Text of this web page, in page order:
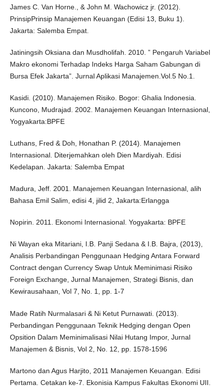
James C. Van Horne., & John M. Wachowicz jr. (2012).
PrinsipPrinsip Manajemen Keuangan (Edisi 13, Buku 1).
Jakarta: Salemba Empat.
Jatiningsih Oksiana dan Musdholifah. 2010. ” Pengaruh Variabel
Makro ekonomi Terhadap Indeks Harga Saham Gabungan di
Bursa Efek Jakarta”. Jurnal Aplikasi Manajemen.Vol.5 No.1.
Kasidi. (2010). Manajemen Risiko. Bogor: Ghalia Indonesia.
Kuncono, Mudrajad. 2002. Manajemen Keuangan Internasional,
Yogyakarta:BPFE
Luthans, Fred & Doh, Honathan P. (2014). Manajemen
Internasional. Diterjemahkan oleh Dien Mardiyah. Edisi
Kedelapan. Jakarta: Salemba Empat
Madura, Jeff. 2001. Manajemen Keuangan Internasional, alih
Bahasa Emil Salim, edisi 4, jilid 2, Jakarta:Erlangga
Nopirin. 2011. Ekonomi Internasional. Yogyakarta: BPFE
Ni Wayan eka Mitariani, I.B. Panji Sedana & I.B. Bajra, (2013),
Analisis Perbandingan Penggunaan Hedging Antara Forward
Contract dengan Currency Swap Untuk Meminimasi Risiko
Foreign Exchange, Jurnal Manajemen, Strategi Bisnis, dan
Kewirausahaan, Vol 7, No. 1, pp. 1-7
Made Ratih Nurmalasari & Ni Ketut Purnawati. (2013).
Perbandingan Penggunaan Teknik Hedging dengan Open
Opsition Dalam Meminimalisasi Nilai Hutang Impor, Jurnal
Manajemen & Bisnis, Vol 2, No. 12, pp. 1578-1596
Martono dan Agus Harjito, 2011 Manajemen Keuangan. Edisi
Pertama. Cetakan ke-7. Ekonisia Kampus Fakultas Ekonomi UII.